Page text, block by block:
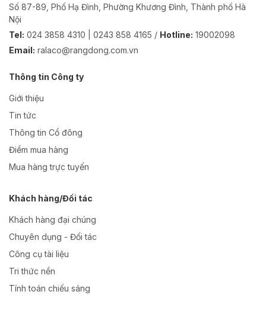
Số 87-89, Phố Hạ Đình, Phường Khương Đình, Thành phố Hà
Nội
Tel: 024 3858 4310 | 0243 858 4165 / Hotline: 19002098
Email: ralaco@rangdong.com.vn
Thông tin Công ty
Giới thiệu
Tin tức
Thông tin Cổ đông
Điểm mua hàng
Mua hàng trực tuyến
Khách hàng/Đối tác
Khách hàng đại chúng
Chuyên dụng - Đối tác
Công cụ tài liệu
Tri thức nền
Tính toán chiếu sáng